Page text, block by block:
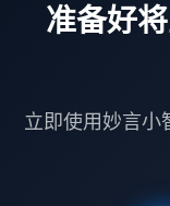
准备好
立即使用妙言小